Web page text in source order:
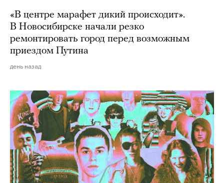
«В центре марафет дикий происходит».
В Новосибирске начали резко
ремонтировать город перед возможным
приездом Путина
день назад